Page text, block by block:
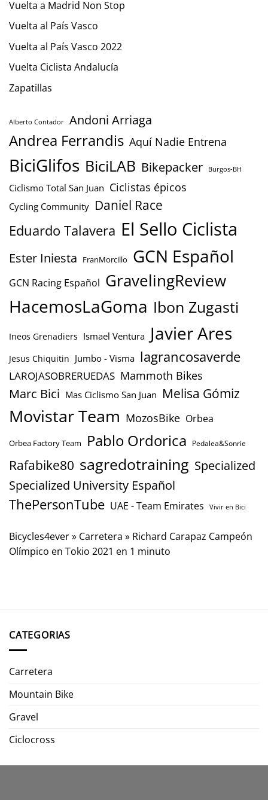
Vuelta a Madrid Non Stop
Vuelta al País Vasco
Vuelta al País Vasco 2022
Vuelta Ciclista Andalucía
Zapatillas
Alberto Contador Andoni Arriaga
Andrea Ferrandis Aquí Nadie Entrena
BiciGlifos BiciLAB Bikepacker Burgos-BH
Ciclismo Total San Juan Ciclistas épicos
Cycling Community Daniel Race
Eduardo Talavera El Sello Ciclista
Ester Iniesta FranMorcillo GCN Español
GCN Racing Español GravelingReview
HacemosLaGoma Ibon Zugasti
Ineos Grenadiers Ismael Ventura Javier Ares
Jesus Chiquitin Jumbo - Visma lagrancosaverde
LAROJASOBRERUEDAS Mammoth Bikes
Marc Bici Mas Ciclismo San Juan Melisa Gómiz
Movistar Team MozosBike Orbea
Orbea Factory Team Pablo Ordorica Pedalea&Sonrie
Rafabike80 sagredotraining Specialized
Specialized University Español
ThePersonTube UAE - Team Emirates Vivir en Bici
Bicycles4ever» Carretera » Richard Carapaz Campeón
Olímpico en Tokio 2021 en 1 minuto
CATEGORIAS
Carretera
Mountain Bike
Gravel
Ciclocross